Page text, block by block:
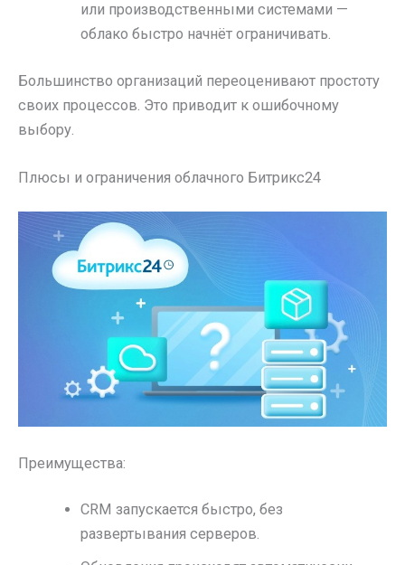
или производственными системами —
облако быстро начнёт ограничивать.
Большинство организаций переоценивают простоту
своих процессов. Это приводит к ошибочному
выбору.
Плюсы и ограничения облачного Битрикс24
Преимущества:
CRM запускается быстро, без
развертывания серверов.